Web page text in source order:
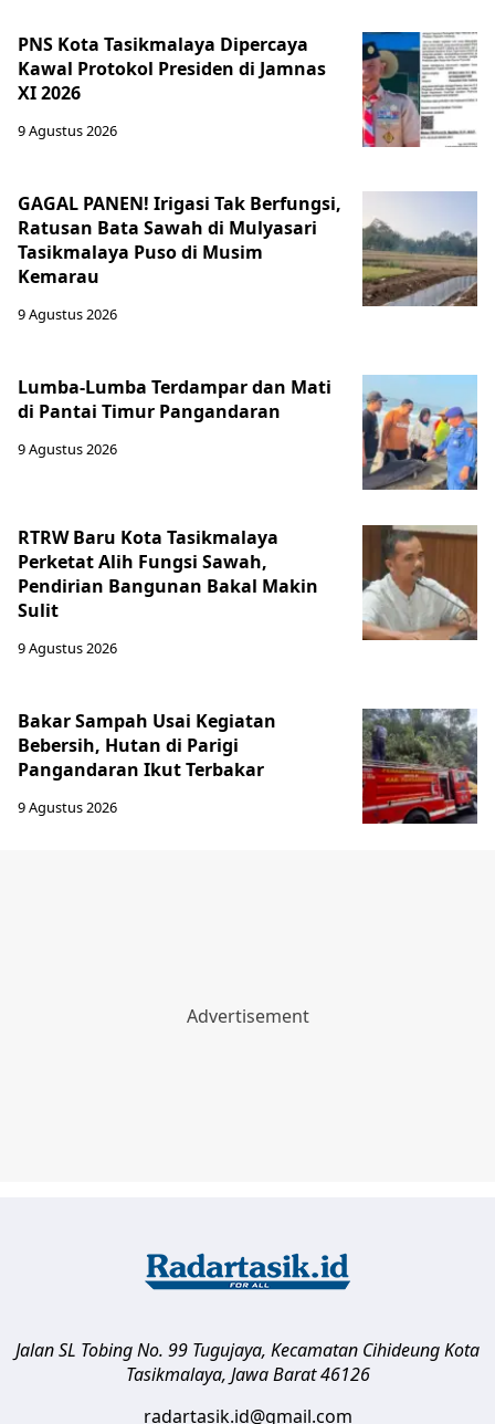
PNS Kota Tasikmalaya Dipercaya
Kawal Protokol Presiden di Jamnas
XI 2026
9 Agustus 2026
GAGAL PANEN! Irigasi Tak Berfungsi,
Ratusan Bata Sawah di Mulyasari
Tasikmalaya Puso di Musim
Kemarau
9 Agustus 2026
Lumba-Lumba Terdampar dan Mati
di Pantai Timur Pangandaran
9 Agustus 2026
RTRW Baru Kota Tasikmalaya
Perketat Alih Fungsi Sawah,
Pendirian Bangunan Bakal Makin
Sulit
9 Agustus 2026
Bakar Sampah Usai Kegiatan
Bebersih, Hutan di Parigi
Pangandaran Ikut Terbakar
9 Agustus 2026
Jalan SL Tobing No. 99 Tugujaya, Kecamatan CihideungKota
Tasikmalaya, Jawa Barat 46126
radartasik.id@gmail.com